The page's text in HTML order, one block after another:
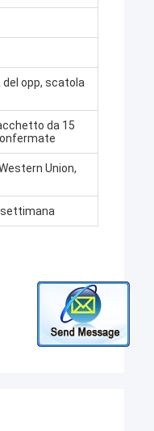
del opp, scatola
da 15
Union,
settimana